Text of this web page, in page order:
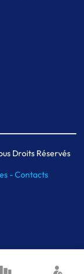
Droits Réservés
-Contacts